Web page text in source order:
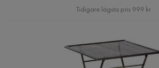
Pris
Tidigare lägsta pris 999 kr